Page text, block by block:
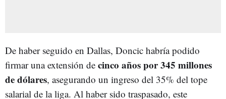
De haber seguido en Dallas, Doncic habría podido
firmar una extensión de cinco años por 345 millones
de dólares, asegurando un ingreso del 35% del tope
salarial de la liga. Al haber sido traspasado, este